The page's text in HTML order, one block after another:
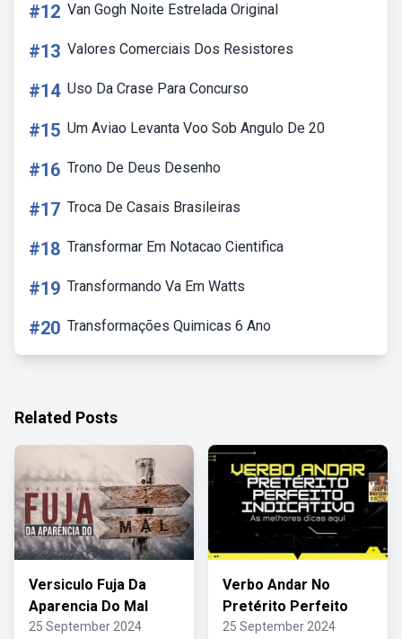
#12 Van Gogh Noite Estrelada Original
#13 Valores Comerciais Dos Resistores
#14 Uso Da Crase Para Concurso
#15 Um Aviao Levanta Voo Sob Angulo De 20
#16 Trono De Deus Desenho
#17 Troca De Casais Brasileiras
#18 Transformar Em Notacao Cientifica
#19 Transformando Va Em Watts
#20 Transformações Quimicas 6 Ano
Related Posts
Versiculo Fuja Da
Aparencia Do Mal
25 September 2024
Verbo Andar No
Pretérito Perfeito
25 September 2024